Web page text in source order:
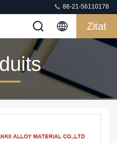
86-21-56110178
Zitat